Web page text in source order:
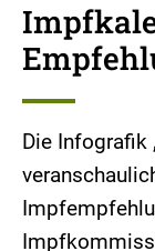
Die Infografik